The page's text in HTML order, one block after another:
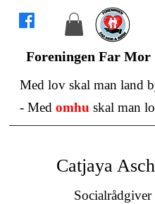
Foreningen Far
Med lov skal man land
- Med omhu skal man
Catjaya
Socialrådgiver